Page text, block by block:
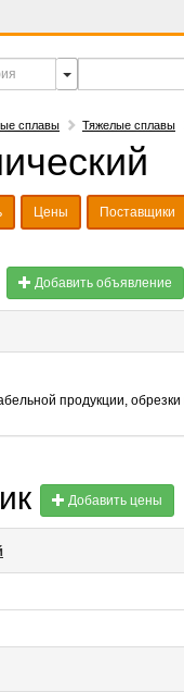
сплавы Тяжелые сплавы
Цены Поставщики
Добавить объявление
продукции,
Добавить цены